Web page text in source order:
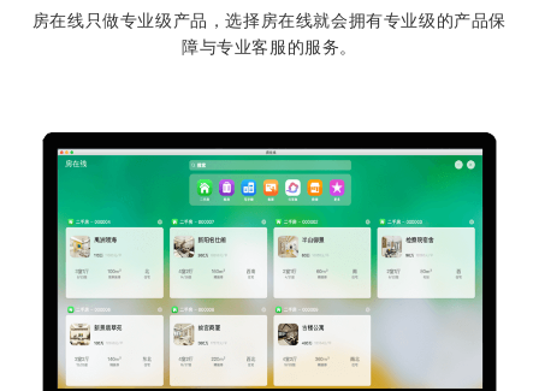
房在线只做专业级产品，选择房在线就会拥有专业级的产品保
障与专业客服的服务。